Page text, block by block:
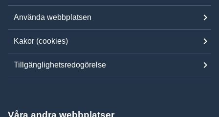
Använda webbplatsen
Kakor (cookies)
Tillgänglighetsredogörelse
Våra andra webbplatser